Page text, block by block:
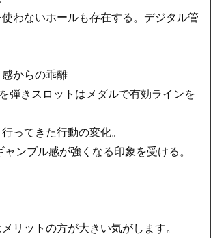
ないホールも存在する。デジタル管
感からの乖離
弾きスロットはメダルで有効ラインを
てきた行動の変化。
ブル感が強くなる印象を受ける。
リットの方が大きい気がします。